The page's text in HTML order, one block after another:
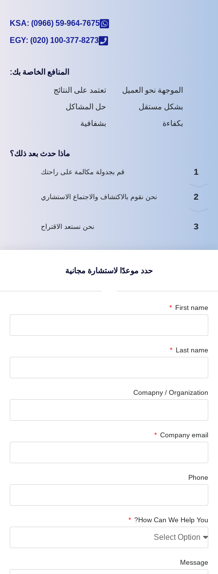
KSA: (0966) 59-964-7675
EGY: (020) 100-377-8273
المنافع الخاصة بك:
الموجهة نحو العميل
بشكل مستقل
بكفاءة
تعتمد على النتائج
حل المشاكل
بشفافية
ماذا حدث بعد ذلك؟
1 قم بجدولة مكالمة على راحتك
2 نحن نقوم بالاكتشاف والاجتماع الاستشاري
3 نحن نستعد الاقتراح
حدد موعدًا لاستشارة مجانية
First name
Last name
Comapny / Organization
Company email
Phone
How Can We Help You?
Message